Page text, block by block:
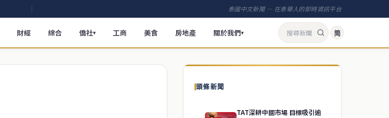
泰國中文新聞 — 在泰華人的即時資訊平台
財經 綜合 僑社▾ 工商 美食 房地產 關於我們▾ 简
頭條新聞
TAT深耕中國市場 目標吸引逾